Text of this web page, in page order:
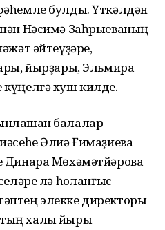
булды. Үткәлдән
Нәсимә Заһрыеваның
әйтеүҙәре,
йырҙары, Эльмира
хуш килде.
балалар
Әлиә Ғимаҙиева
Динара Мөхәмәтйәрова
лә һоҡланғыс
элекке директоры
халыҡ йыры